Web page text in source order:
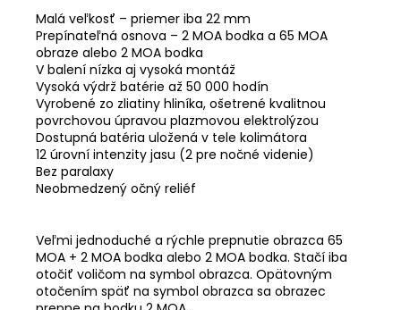
Malá veľkosť – priemer iba 22 mm
Prepínateľná osnova – 2 MOA bodka a 65 MOA
obraze alebo 2 MOA bodka
V balení nízka aj vysoká montáž
Vysoká výdrž batérie až 50 000 hodín
Vyrobené zo zliatiny hliníka, ošetrené kvalitnou
povrchovou úpravou plazmovou elektrolýzou
Dostupná batéria uložená v tele kolimátora
12 úrovní intenzity jasu (2 pre nočné videnie)
Bez paralaxy
Neobmedzený očný reliéf
Veľmi jednoduché a rýchle prepnutie obrazca 65
MOA + 2 MOA bodka alebo 2 MOA bodka. Stačí iba
otočiť voličom na symbol obrazca. Opätovným
otočením späť na symbol obrazca sa obrazec